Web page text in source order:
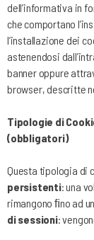
dell’informativa in
che comportano
l’installazione dei
astenendosi
banner oppure
browser, descritte
Tipologie di
(obbligatori)
Questa tipologia di
persistenti: una
rimangono ﬁno ad
di sessioni: